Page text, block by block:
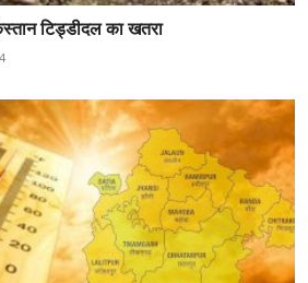
टिड्डीदल का खतरा